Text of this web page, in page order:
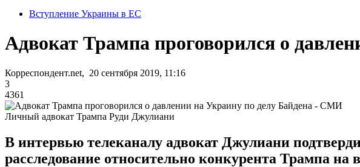
Вступление Украины в ЕС
Адвокат Трампа проговорился о
Корреспондент.net, 20 сентября 2019, 11:16
3
4361
Личный адвокат Трампа Руди Джулиани
В интервью телеканалу адвокат Джулиани
расследование относительно конкурента Трампа на